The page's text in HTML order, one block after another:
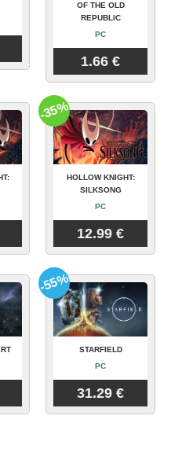
OF THE OLD
REPUBLIC
PC
1.66 €
HOLLOW KNIGHT:
SILKSONG
PC
12.99 €
-35%
STARFIELD
PC
31.29 €
-55%